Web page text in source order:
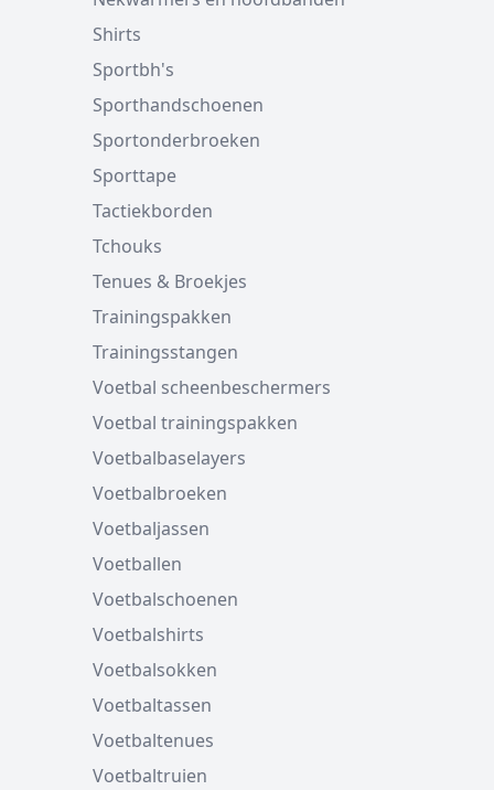
Shirts
Sportbh's
Sporthandschoenen
Sportonderbroeken
Sporttape
Tactiekborden
Tchouks
Tenues & Broekjes
Trainingspakken
Trainingsstangen
Voetbal scheenbeschermers
Voetbal trainingspakken
Voetbalbaselayers
Voetbalbroeken
Voetbaljassen
Voetballen
Voetbalschoenen
Voetbalshirts
Voetbalsokken
Voetbaltassen
Voetbaltenues
Voetbaltruien